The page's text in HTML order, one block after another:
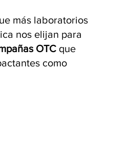
más laboratorios
nos elijan para
OTC que
como